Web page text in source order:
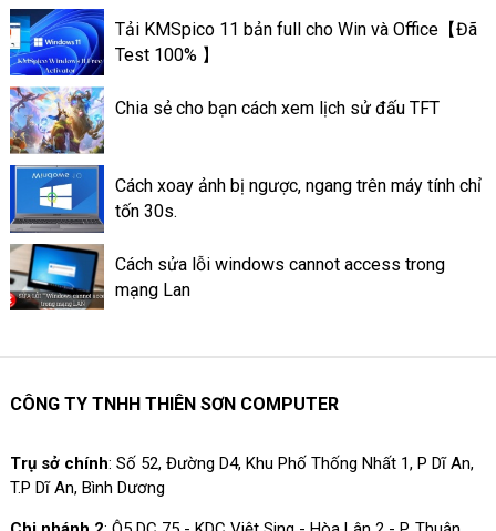
tốt. Và có hoạt động ổn định
tốt hơn. Sau đây là thông tin về
mức quan trọng của keo tản
nhiệt ở trên máy tính.
Tải KMSpico 11 bản full cho Win và Office【Đã
Test 100% 】
Chia sẻ cho bạn cách xem lịch sử đấu TFT
Cách xoay ảnh bị ngược, ngang trên máy tính chỉ
tốn 30s.
Cách sửa lỗi windows cannot access trong
mạng Lan
CÔNG TY TNHH THIÊN SƠN COMPUTER
Trụ sở chính: Số 52, Đường D4, Khu Phố Thống Nhất 1, P Dĩ An,
T.P Dĩ An, Bình Dương